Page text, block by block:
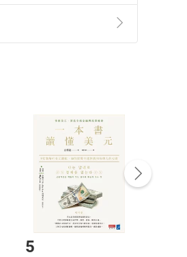
非以有形媒介提供之數位
，消費者同意若訂購後
「申請取消訂單/ 退
完成訂單
Complete
5